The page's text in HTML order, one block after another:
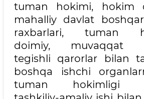
tuman hokimi, hokim
mahalliy davlat
raxbarlari, tuman
doimiy, muvaqqat
tegishli qarorlar bilan
boshqa ishchi
tuman hokimligi